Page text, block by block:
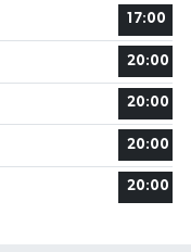
17:00
20:00
20:00
20:00
20:00